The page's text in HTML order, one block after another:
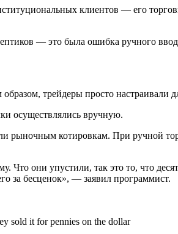
клиентов — его
— это была ошибка ручного
трейдеры просто настраивали
осуществлялись вручную.
рыночным котировкам. При ручной
Что они упустили, так это то, что
за бесценок», — заявил программист.
sold it for pennies on the dollar